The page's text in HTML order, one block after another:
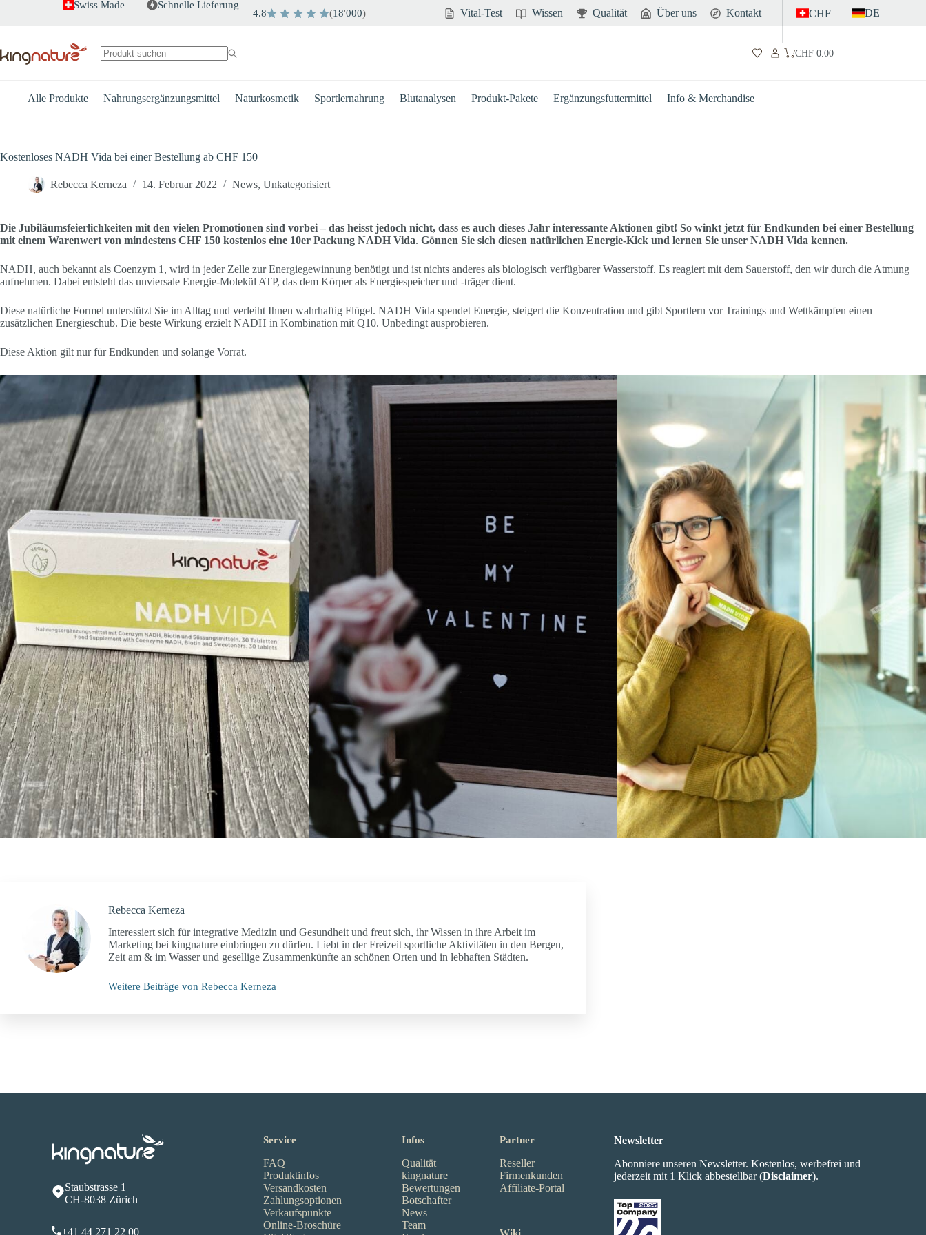
Swiss Made Schnelle Lieferung
4.8 (18'000) Vital-Test Wissen Qualität Über uns Kontakt CHF DE
Warenkorb
CHF0.00
Alle Produkte Nahrungsergänzungsmittel Naturkosmetik Sportlernahrung Blutanalysen Produkt-Pakete Ergänzungsfuttermittel Info & Merchandise
Kostenloses NADH Vida bei einer Bestellung ab CHF 150
Rebecca Kerneza 14. Februar 2022 News, Unkategorisiert
Die Jubiläumsfeierlichkeiten mit den vielen Promotionen sind vorbei – das heisst jedoch nicht, dass es auch dieses Jahr interessante Aktionen gibt! So winkt jetzt für Endkunden bei einer Bestellung
mit einem Warenwert von mindestens CHF 150 kostenlos eine 10er Packung NADH Vida. Gönnen Sie sich diesen natürlichen Energie-Kick und lernen Sie unser NADH Vida kennen.
NADH, auch bekannt als Coenzym 1, wird in jeder Zelle zur Energiegewinnung benötigt und ist nichts anderes als biologisch verfügbarer Wasserstoff. Es reagiert mit dem Sauerstoff, den wir durch die Atmung
aufnehmen. Dabei entsteht das unviersale Energie-Molekül ATP, das dem Körper als Energiespeicher und -träger dient.
Diese natürliche Formel unterstützt Sie im Alltag und verleiht Ihnen wahrhaftig Flügel. NADH Vida spendet Energie, steigert die Konzentration und gibt Sportlern vor Trainings und Wettkämpfen einen
zusätzlichen Energieschub. Die beste Wirkung erzielt NADH in Kombination mit Q10. Unbedingt ausprobieren.
Diese Aktion gilt nur für Endkunden und solange Vorrat.
Rebecca Kerneza
Interessiert sich für integrative Medizin und Gesundheit und freut sich, ihr Wissen in ihre Arbeit im
Marketing bei kingnature einbringen zu dürfen. Liebt in der Freizeit sportliche Aktivitäten in den Bergen,
Zeit am & im Wasser und gesellige Zusammenkünfte an schönen Orten und in lebhaften Städten.
Weitere Beiträge von Rebecca Kerneza
Staubstrasse 1
CH-8038 Zürich
+41 44 271 22 00
Service
FAQ
Produktinfos
Versandkosten
Zahlungsoptionen
Verkaufspunkte
Online-Broschüre
Infos
Qualität
kingnature
Bewertungen
Botschafter
News
Team
Partner
Reseller
Firmenkunden
Affiliate-Portal
Newsletter
Abonniere unseren Newsletter. Kostenlos, werbefrei und
jederzeit mit 1 Klick abbestellbar (Disclaimer).